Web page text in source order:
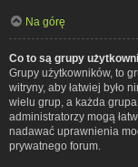
Na górę
Co to są grupy
Grupy użytkowników, to
witryny, aby łatwiej było
wielu grup, a każda
administratorzy mogą
nadawać uprawnienia
prywatnego forum.